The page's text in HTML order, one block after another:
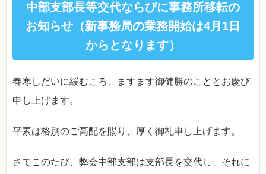
中部支部長等交代ならびに事務所移転の
お知らせ（新事務局の業務開始は4月1日
からとなります）
春寒しだいに緩むころ、ますます御健勝のこととお慶び
申し上げます。
平素は格別のご高配を賜り、厚く御礼申し上げます。
さてこのたび、弊会中部支部は支部長を交代し、それに